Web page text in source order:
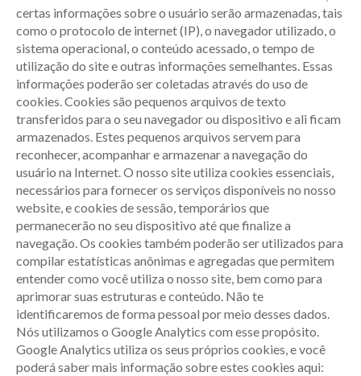
certas informações sobre o usuário serão armazenadas, tais
como o protocolo de internet (IP), o navegador utilizado, o
sistema operacional, o conteúdo acessado, o tempo de
utilização do site e outras informações semelhantes. Essas
informações poderão ser coletadas através do uso de
cookies. Cookies são pequenos arquivos de texto
transferidos para o seu navegador ou dispositivo e ali ficam
armazenados. Estes pequenos arquivos servem para
reconhecer, acompanhar e armazenar a navegação do
usuário na Internet. O nosso site utiliza cookies essenciais,
necessários para fornecer os serviços disponíveis no nosso
website, e cookies de sessão, temporários que
permanecerão no seu dispositivo até que finalize a
navegação. Os cookies também poderão ser utilizados para
compilar estatísticas anônimas e agregadas que permitem
entender como você utiliza o nosso site, bem como para
aprimorar suas estruturas e conteúdo. Não te
identificaremos de forma pessoal por meio desses dados.
Nós utilizamos o Google Analytics com esse propósito.
Google Analytics utiliza os seus próprios cookies, e você
poderá saber mais informação sobre estes cookies aqui: